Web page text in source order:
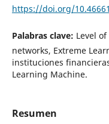
https://doi.org/
Palabras clave: Level
networks, Extreme
instituciones
Learning Machine.
Resumen